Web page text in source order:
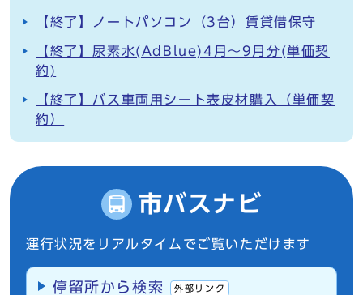
【終了】ノートパソコン（3台）賃貸借保守
【終了】尿素水(AdBlue)4月～9月分(単価契
約)
【終了】バス車両用シート表皮材購入（単価契
約）
市バスナビ
運行状況をリアルタイムでご覧いただけます
停留所から検索 外部リンク